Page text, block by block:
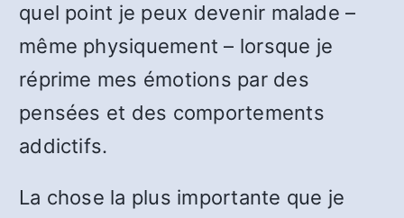
quel point je peux devenir malade –
même physiquement – lorsque je
réprime mes émotions par des
pensées et des comportements
addictifs.
La chose la plus importante que je